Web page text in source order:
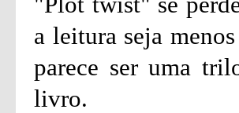
a leitura seja
parece ser uma
livro.